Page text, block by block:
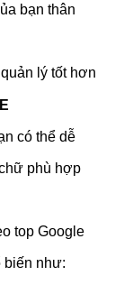
bạn thân
lý tốt hơn
có thể dễ
phù hợp
top Google
biến như: